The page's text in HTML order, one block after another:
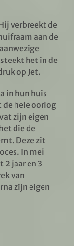
verbreekt de
aan de
het in de
op Jet.
in hun huis
de hele oorlog
zijn eigen
die de
Deze zit
In mei
2 jaar en 3
van
zijn eigen